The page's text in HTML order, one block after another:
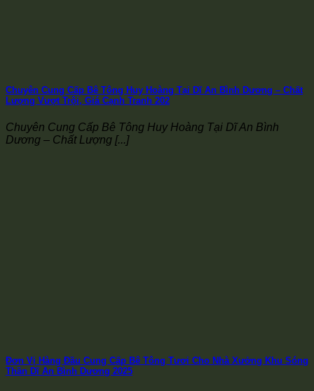
Chuyên Cung Cấp Bê Tông Huy Hoàng Tại Dĩ An Bình Dương – Chất
Lượng Vượt Trội, Giá Cạnh Tranh 202
Chuyên Cung Cấp Bê Tông Huy Hoàng Tại Dĩ An Bình
Dương – Chất Lượng [...]
Đơn Vị Hàng Đầu Cung Cấp Bê Tông Tươi Cho Nhà Xưởng Khu Sóng
Thần Dĩ An Bình Dương 2025